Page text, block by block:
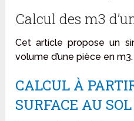
Calcul des m3
Cet article propose un
volume d’une pièce en m3.
CALCUL À
SURFACE AU